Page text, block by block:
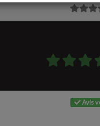
Avis